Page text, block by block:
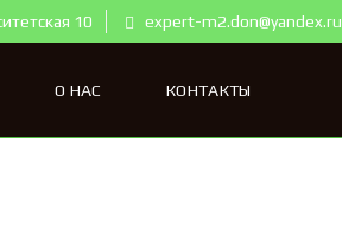
10 expert-m2.don@yandex.ru
О НАС КОНТАКТЫ